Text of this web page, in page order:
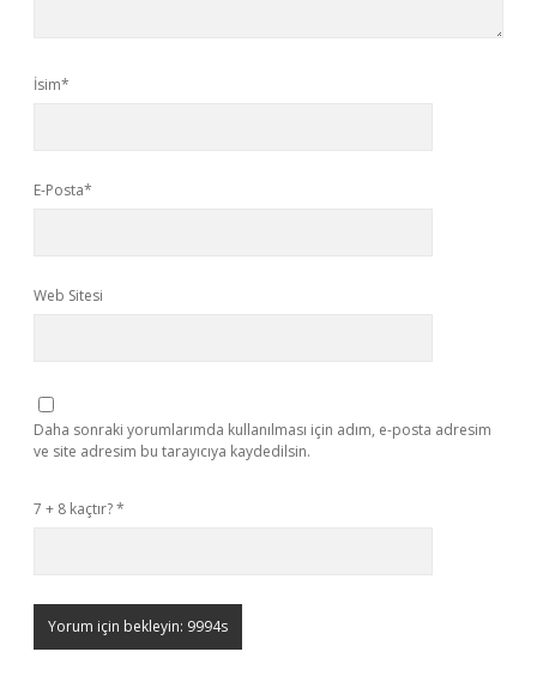
İsim*
E-Posta*
Web Sitesi
Daha sonraki yorumlarımda kullanılması için adım, e-posta adresim
ve site adresim bu tarayıcıya kaydedilsin.
7 + 8 kaçtır?*